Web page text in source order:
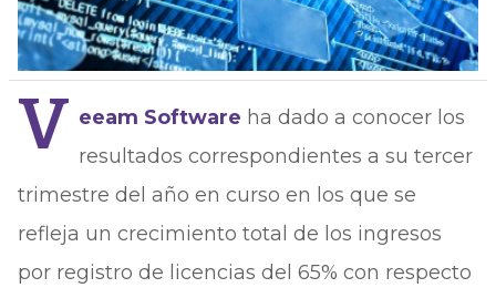
V eeam Software ha dado a conocer los
resultados correspondientes a su tercer
trimestre del año en curso en los que se
refleja un crecimiento total de los ingresos
por registro de licencias del 65% con respecto